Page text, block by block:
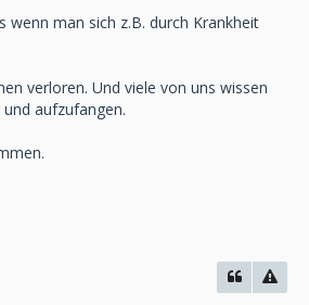
man sich z.B. durch Krankheit
verloren. Und viele von uns wissen
aufzufangen.